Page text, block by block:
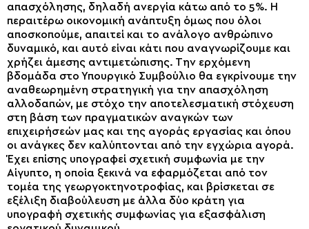
απασχόλησης, δηλαδή ανεργία κάτω από το 5%. Η
περαιτέρω οικονομική ανάπτυξη όμως που όλοι
αποσκοπούμε, απαιτεί και το ανάλογο ανθρώπινο
δυναμικό, και αυτό είναι κάτι που αναγνωρίζουμε και
χρήζει άμεσης αντιμετώπισης. Την ερχόμενη
βδομάδα στο Υπουργικό Συμβούλιο θα εγκρίνουμε την
αναθεωρημένη στρατηγική για την απασχόληση
αλλοδαπών, με στόχο την αποτελεσματική στόχευση
στη βάση των πραγματικών αναγκών των
επιχειρήσεών μας και της αγοράς εργασίας και όπου
οι ανάγκες δεν καλύπτονται από την εγχώρια αγορά.
Έχει επίσης υπογραφεί σχετική συμφωνία με την
Αίγυπτο, η οποία ξεκινά να εφαρμόζεται από τον
τομέα της γεωργοκτηνοτροφίας, και βρίσκεται σε
εξέλιξη διαβούλευση με άλλα δύο κράτη για
υπογραφή σχετικής συμφωνίας για εξασφάλιση